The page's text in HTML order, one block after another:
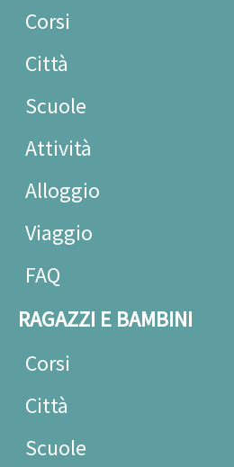
Corsi
Città
Scuole
Attività
Alloggio
Viaggio
FAQ
RAGAZZI E BAMBINI
Corsi
Città
Scuole